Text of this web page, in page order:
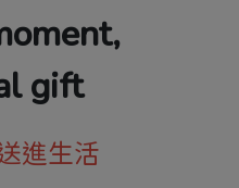
gift
進生活